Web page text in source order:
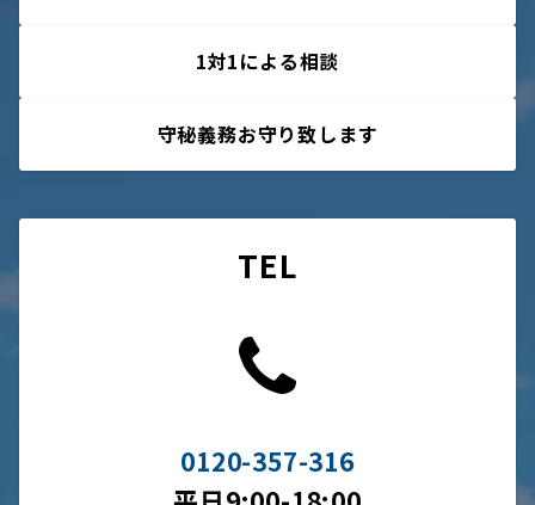
1対1による相談
守秘義務お守り致します
TEL
0120-357-316